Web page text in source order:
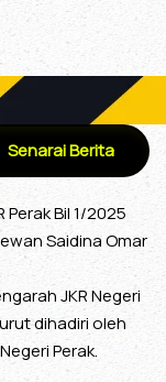
Senarai Berita
Bil 1/2025
Saidina Omar
JKR Negeri
dihadiri oleh
Perak.